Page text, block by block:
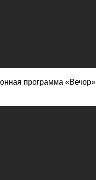
программа «Вечор»